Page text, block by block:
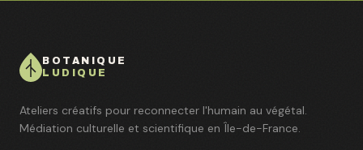
BOTANIQUE
LUDIQUE
Ateliers créatifs pour reconnecter l'humain au végétal.
Médiation culturelle et scientifique en Île-de-France.